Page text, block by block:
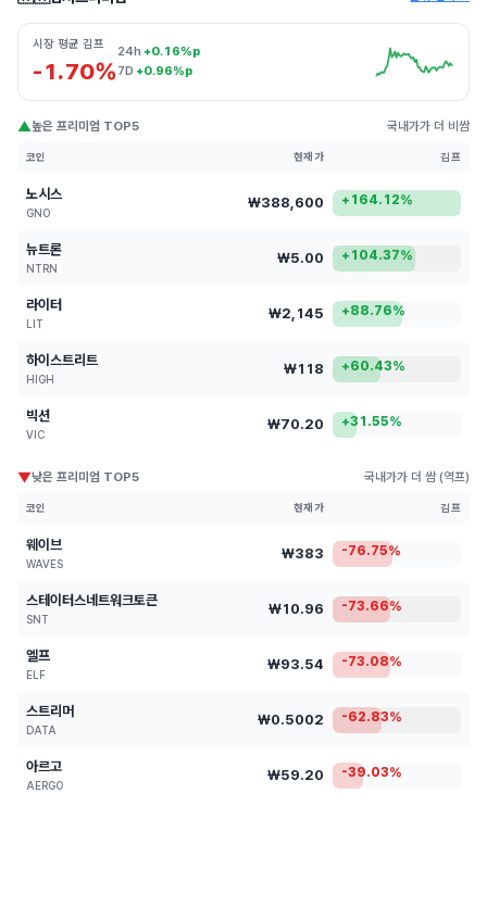
시장 평균 김프
-1.70%
24h +0.16%p
7D +0.96%p
▲높은 프리미엄 TOP5 국내가가 더 비쌈
코인 현재가 김프
노시스
GNO
₩388,600 +164.12%
뉴트론
NTRN
₩5.00 +104.37%
라이터
LIT
₩2,145 +88.76%
하이스트리트
HIGH
₩118 +60.43%
빅션
VIC
₩70.20 +31.55%
▼낮은 프리미엄 TOP5 국내가가 더 쌈 (역프)
코인 현재가 김프
웨이브
WAVES
₩383 -76.75%
스테이터스네트워크토큰
SNT
₩10.96 -73.66%
엘프
ELF
₩93.54 -73.08%
스트리머
DATA
₩0.5002 -62.83%
아르고
AERGO
₩59.20 -39.03%